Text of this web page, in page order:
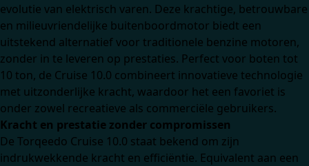
evolutie van elektrisch varen. Deze krachtige, betrouwbare
en milieuvriendelijke buitenboordmotor biedt een
uitstekend alternatief voor traditionele benzine motoren,
zonder in te leveren op prestaties. Perfect voor boten tot
10 ton, de Cruise 10.0 combineert innovatieve technologie
met uitzonderlijke kracht, waardoor het een favoriet is
onder zowel recreatieve als commerciële gebruikers.
Kracht en prestatie zonder compromissen
De Torqeedo Cruise 10.0 staat bekend om zijn
indrukwekkende kracht en efficiëntie. Equivalent aan een